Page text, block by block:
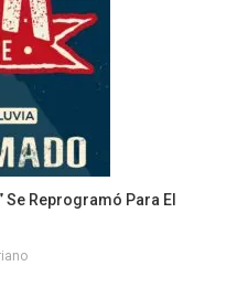
Se Reprogramó Para El